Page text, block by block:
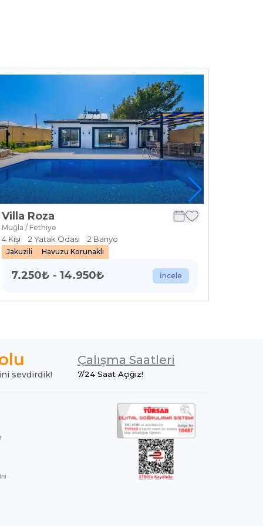
Villa Roza
Muğla / Fethiye
4 Kişi 2 Yatak Odası 2 Banyo
Jakuzili Havuzu Korunaklı
7.250₺ -14.950₺ İncele
sevdirdik!
Çalışma Saatleri
7/24 Saat Açığız!